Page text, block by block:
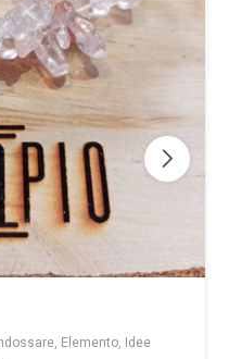
Elemento, Idee